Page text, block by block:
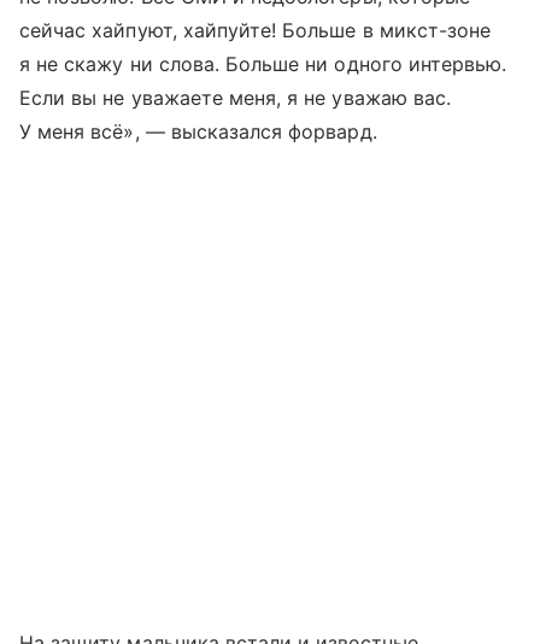
сейчас хайпуют, хайпуйте! Больше в микст-зоне
я не скажу ни слова. Больше ни одного интервью.
Если вы не уважаете меня, я не уважаю вас.
У меня всё», — высказался форвард.